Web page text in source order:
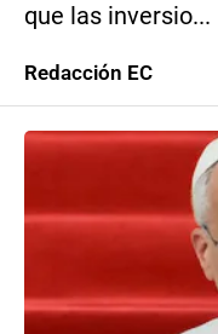
que las inversio...
Redacción EC